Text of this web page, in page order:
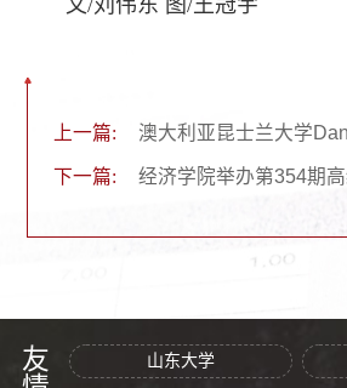
上一篇: 澳大利亚昆士兰大学Daniel
下一篇: 经济学院举办第354期
山东大学